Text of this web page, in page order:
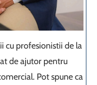
cu profesionistii de la
de ajutor pentru
Pot spune ca